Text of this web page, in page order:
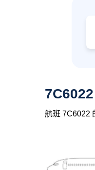
航班 7C6022